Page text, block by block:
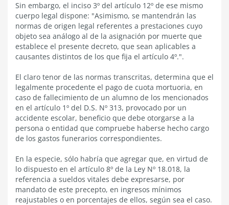
Sin embargo, el inciso 3º del artículo 12º de ese mismo
cuerpo legal dispone: "Asimismo, se mantendrán las
normas de origen legal referentes a prestaciones cuyo
objeto sea análogo al de la asignación por muerte que
establece el presente decreto, que sean aplicables a
causantes distintos de los que fija el artículo 4º.".
El claro tenor de las normas transcritas, determina que el
legalmente procedente el pago de cuota mortuoria, en
caso de fallecimiento de un alumno de los mencionados
en el artículo 1º del D.S. Nº 313, provocado por un
accidente escolar, beneficio que debe otorgarse a la
persona o entidad que compruebe haberse hecho cargo
de los gastos funerarios correspondientes.
En la especie, sólo habría que agregar que, en virtud de
lo dispuesto en el artículo 8º de la Ley Nº 18.018, la
referencia a sueldos vitales debe expresarse, por
mandato de este precepto, en ingresos mínimos
reajustables o en porcentajes de ellos, según sea el caso.